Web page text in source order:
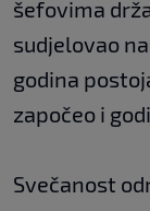
šefovima
sudjelovao
godina
započeo i
Svečanost